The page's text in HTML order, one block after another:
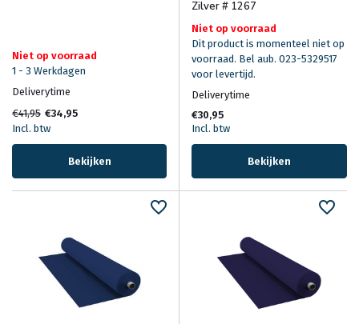
Niet op voorraad
1 - 3 Werkdagen
Deliverytime
€41,95 €34,95
Incl. btw
Bekijken
Zilver # 1267
Niet op voorraad
Dit product is momenteel niet op
voorraad. Bel aub. 023-5329517
voor levertijd.
Deliverytime
€30,95
Incl. btw
Bekijken